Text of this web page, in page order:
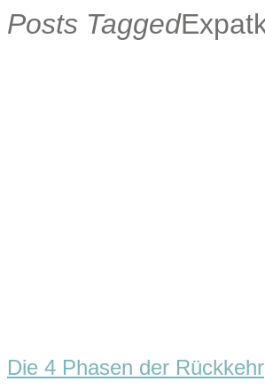
Posts Tagged
Die 4 Phasen der Rückkehr